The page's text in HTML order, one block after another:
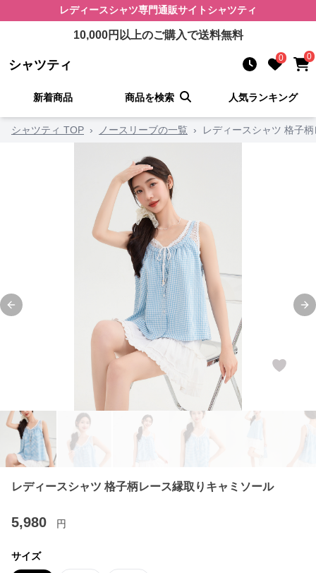
レディースシャツ専門通販サイト シャツティ
10,000円以上のご購入で送料無料
シャツティ 0 0
新着商品 商品を検索 人気ランキング
シャツティ TOP › ノースリーブの一覧 › レディースシャツ 格子
Previous slide
レディースシャツ 格子柄レース縁取りキャミソール
5,980 円
サイズ